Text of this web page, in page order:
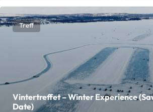
Treff
Vintertreffet – Winter Experience
Date)